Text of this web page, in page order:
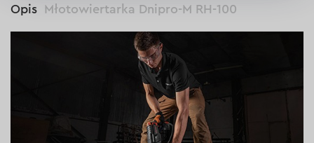
Opis Młotowiertarka Dnipro-M RH-100